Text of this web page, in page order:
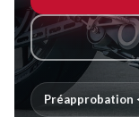
Préapprobation